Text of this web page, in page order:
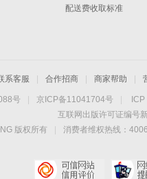
配送费收取标准
系客服 合作招商 商家帮助
号 京ICP备11041704号 ICP
互联网出版许可证编号
版权所有 消费者维权热线：